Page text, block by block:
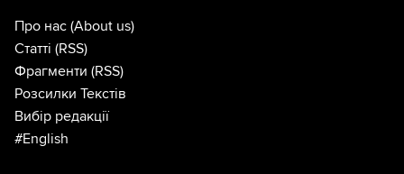
Про нас (About us)
Статті (RSS)
Фрагменти (RSS)
Розсилки Текстів
Вибір редакції
#English